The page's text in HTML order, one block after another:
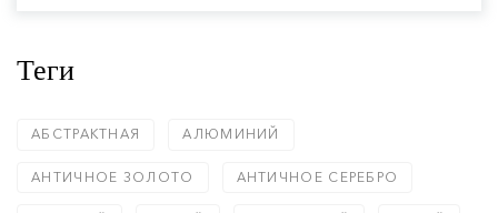
Теги
АБСТРАКТНАЯ АЛЮМИНИЙ
АНТИЧНОЕ ЗОЛОТО АНТИЧНОЕ СЕРЕБРО